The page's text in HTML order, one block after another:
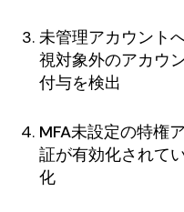
未管理アカウント
視対象外のアカウ
付与を検出
MFA未設定の特権
証が有効化されて
化